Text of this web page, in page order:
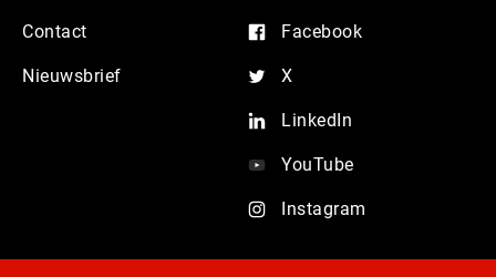
Contact
Nieuwsbrief
Facebook
X
LinkedIn
YouTube
Instagram